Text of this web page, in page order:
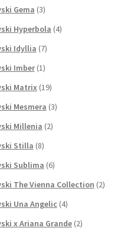
Gema (3)
Hyperbola (4)
Idyllia (7)
Imber (1)
Matrix (19)
Mesmera (3)
Millenia (2)
Stilla (8)
Sublima (6)
The Vienna Collection (2)
Una Angelic (4)
x Ariana Grande (2)